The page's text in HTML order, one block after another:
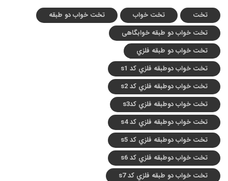
تخت تخت خواب
تخت خواب دو طبقه
تخت خواب دو طبقه خوابگاهی
تخت خواب دو طبقه فلزي
تخت خواب دوطبقه فلزي کد s1
تخت خواب دوطبقه فلزي کد s2
تخت خواب دوطبقه فلزي کدs3
تخت خواب دوطبقه فلزي کد s4
تخت خواب دوطبقه فلزي کد s5
تخت خواب دوطبقه فلزي کد s6
تخت خواب دو طبقه فلزي کد s7